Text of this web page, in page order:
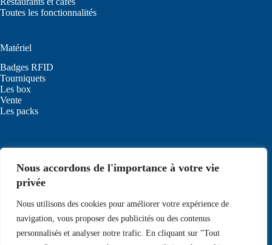
Nous accordons de l'importance à votre vie
privée
Nous utilisons des cookies pour améliorer votre expérience de
navigation, vous proposer des publicités ou des contenus
personnalisés et analyser notre trafic. En cliquant sur "Tout
Toutes les fonctionnalités
Matériel
Badges RFID
Tourniquets
Les box
Vente
Les packs
Démo gratuite
Réserver unedémo gratuite
Infos
Politique de confidentialité
Copyright © 2026 - MyAccessWeb